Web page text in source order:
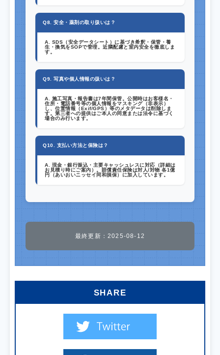
Q8. 安全・薬剤の取り扱いは？
A. SDS（安全データシート）に基づき希釈・保管・養
生・換気をSOPで管理。近隣配慮と室内安全を徹底しま
す。
Q9. 写真や個人情報の扱いは？
A. 施工写真・報告書は7年間保管。公開時はお客様名・
住所・電話番号等の個人情報をマスキング（非表示）
し、位置情報（Exif/GPS）等のメタデータは削除しま
す。第三者への提供はご本人の同意または法令に基づく
場合のみ行います。
Q10. 支払い方法と保険は？
A. 現金・銀行振込・主要キャッシュレスに対応（詳細は
お見積り時にご案内）。賠償責任保険は対人/対物 各1億
円（あいおいニッセイ同和損保）
に加入しています。
最終更新：2025-08-12
SHARE